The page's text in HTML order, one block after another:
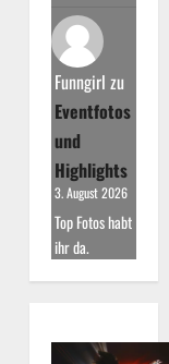
Funngirl zu
Eventfotos
und
Highlights
3. August 2026
Top Fotos habt
ihr da.